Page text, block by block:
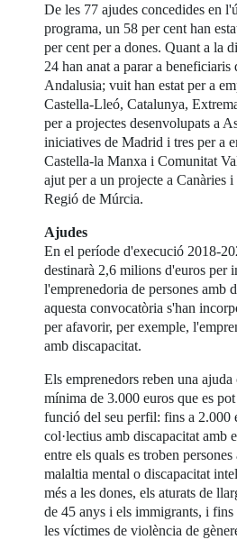
De les 77 ajudes concedides en
programa, un 58 per cent han
per cent per a dones. Quant a la
24 han anat a parar a beneficiaris
Andalusia; vuit han estat per a
Castella-Lleó, Catalunya,
per a projectes desenvolupats a
iniciatives de Madrid i tres per a
Castella-la Manxa i Comunitat
ajut per a un projecte a Canàries
Regió de Múrcia.
Ajudes
En el període d'execució 2018-
destinarà 2,6 milions d'euros per
l'emprenedoria de persones amb
aquesta convocatòria s'han
per afavorir, per exemple,
amb discapacitat.
Els emprenedors reben una
mínima de 3.000 euros que es
funció del seu perfil: fins a 2.000
col·lectius amb discapacitat amb
entre els quals es troben
malaltia mental o discapacitat
més a les dones, els aturats de
de 45 anys i els immigrants, i fins
les víctimes de violència de